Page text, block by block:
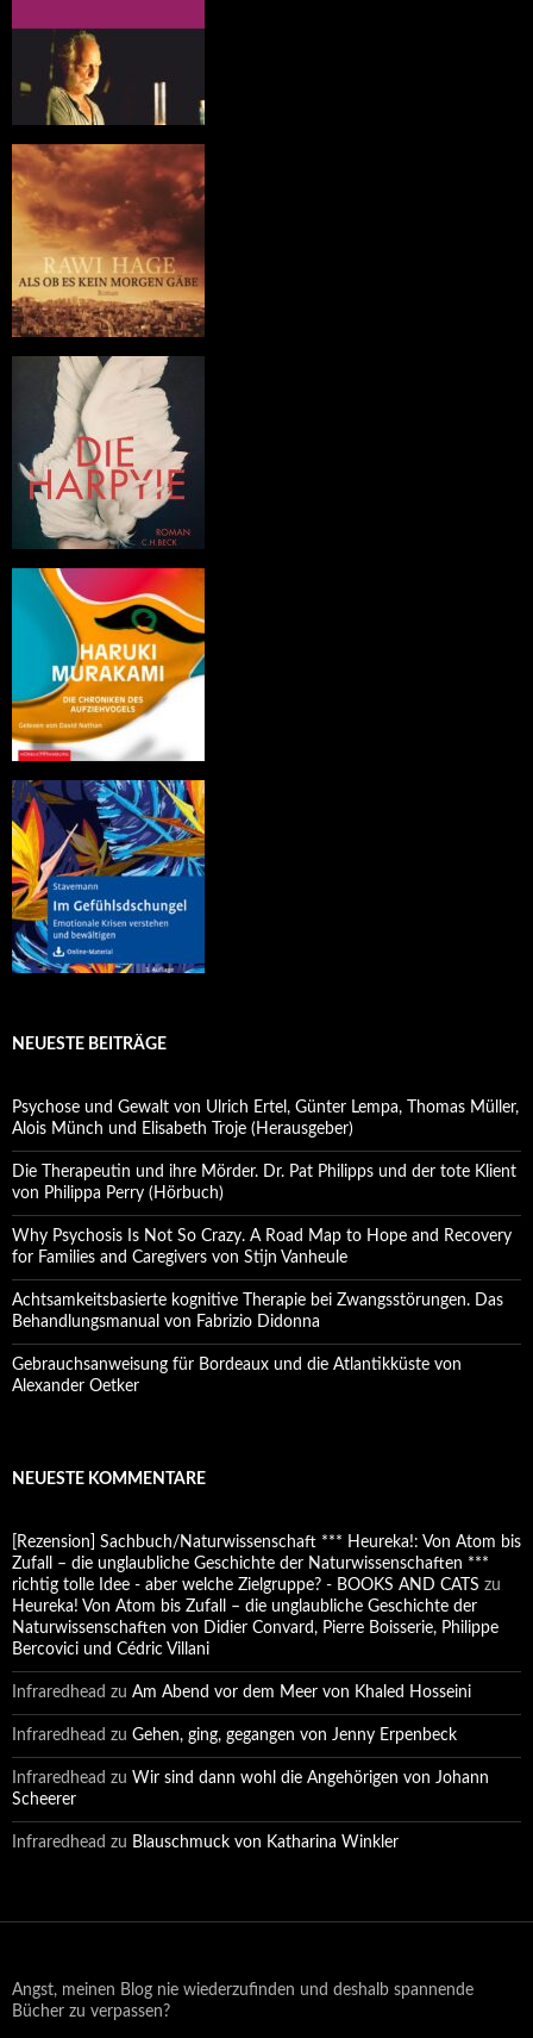
NEUESTE BEITRÄGE
Psychose und Gewalt von Ulrich Ertel, Günter Lempa, Thomas Müller,
Alois Münch und Elisabeth Troje (Herausgeber)
Die Therapeutin und ihre Mörder. Dr. Pat Philipps und der tote Klient
von Philippa Perry (Hörbuch)
Why Psychosis Is Not So Crazy. A Road Map to Hope and Recovery
for Families and Caregivers von Stijn Vanheule
Achtsamkeitsbasierte kognitive Therapie bei Zwangsstörungen. Das
Behandlungsmanual von Fabrizio Didonna
Gebrauchsanweisung für Bordeaux und die Atlantikküste von
Alexander Oetker
NEUESTE KOMMENTARE
[Rezension] Sachbuch/Naturwissenschaft *** Heureka!: Von Atom bis
Zufall – die unglaubliche Geschichte der Naturwissenschaften ***
richtig tolle Idee - aber welche Zielgruppe? - BOOKS AND CATS zu
Heureka! Von Atom bis Zufall – die unglaubliche Geschichte der
Naturwissenschaften von Didier Convard, Pierre Boisserie, Philippe
Bercovici und Cédric Villani
Infraredhead zu Am Abend vor dem Meer von Khaled Hosseini
Infraredhead zu Gehen, ging, gegangen von Jenny Erpenbeck
Infraredhead zu Wir sind dann wohl die Angehörigen von Johann
Scheerer
Infraredhead zu Blauschmuck von Katharina Winkler
Angst, meinen Blog nie wiederzufinden und deshalb spannende
Bücher zu verpassen?